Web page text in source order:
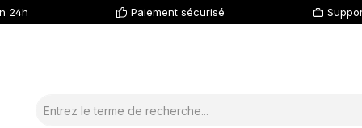
24h Paiement sécurisé